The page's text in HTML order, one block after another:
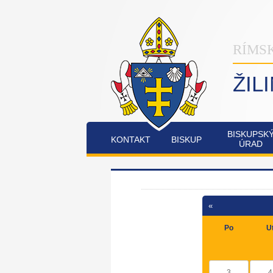
KONTAKT BISKUP
ÚRAD
INŠTITÚT
JUBILEJNÝ
ROK
«
Po